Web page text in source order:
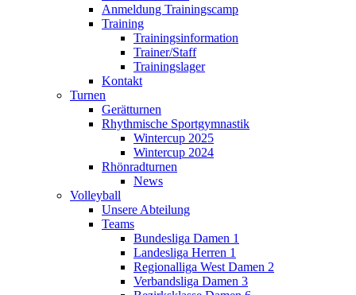
Anmeldung Trainingscamp
Training
Trainingsinformation
Trainer/Staff
Trainingslager
Kontakt
Turnen
Gerätturnen
Rhythmische Sportgymnastik
Wintercup 2025
Wintercup 2024
Rhönradturnen
News
Volleyball
Unsere Abteilung
Teams
Bundesliga Damen 1
Landesliga Herren 1
Regionalliga West Damen 2
Verbandsliga Damen 3